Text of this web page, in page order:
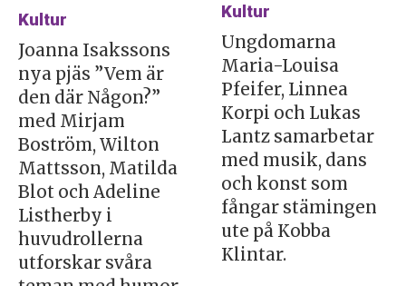
Kultur
Joanna Isakssons
nya pjäs ”Vem är
den där Någon?”
med Mirjam
Boström, Wilton
Mattsson, Matilda
Blot och Adeline
Listherby i
huvudrollerna
utforskar svåra
Kultur
Ungdomarna
Maria-Louisa
Pfeifer, Linnea
Korpi och Lukas
Lantz samarbetar
med musik, dans
och konst som
fångar stämingen
ute på Kobba
Klintar.